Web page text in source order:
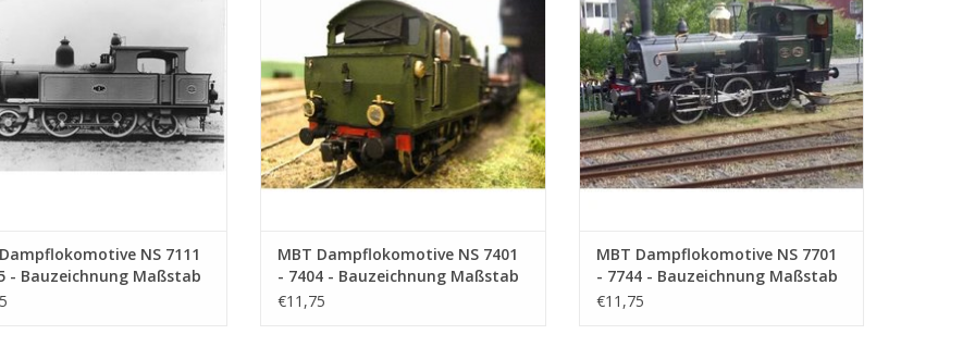
NS 7111
- Bauzeichnung Maßstab
MBT Dampflokomotive NS 7401
- 7404 - Bauzeichnung Maßstab
1 : 40 (29.00.608)
€11,75
MBT Dampflokomotive NS 7701
- 7744 - Bauzeichnung Maßstab
1 : 40 (29.00.609)
€11,75